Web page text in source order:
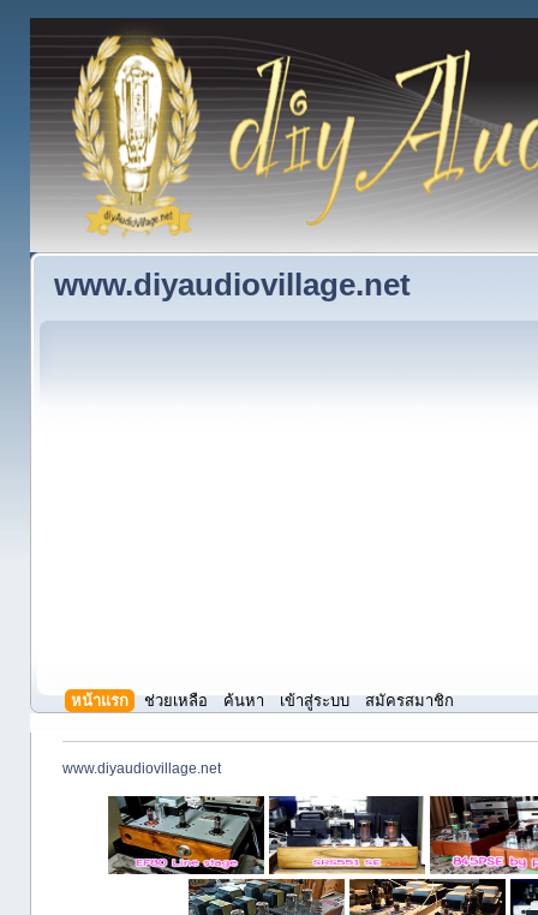
www.diyaudiovillage.net
หน้าแรก ช่วยเหลือ ค้นหา เข้าสู่ระบบ สมัครสมาชิก
www.diyaudiovillage.net